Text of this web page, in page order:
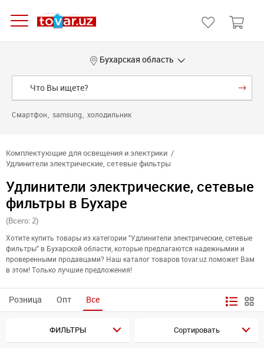
Бухарская область
Смартфон samsung холодильник
Комплектующие для освещения и электрики
Удлинители электрические, сетевые фильтры
Удлинители электрические, сетевые
фильтры в Бухаре
(Всего: 2)
Хотите купить товары из категории "Удлинители электрические, сетевые
фильтры" в Бухарской области, которые предлагаются надежнымии и
проверенными продавцами? Наш каталог товаров tovar.uz поможет Вам
в этом! Только лучшие предложения!
Розница Опт Все
ФИЛЬТРЫ Сортировать